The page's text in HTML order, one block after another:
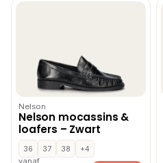
Nelson
Nelson mocassins &
loafers – Zwart
36 37 38
+4
vanaf